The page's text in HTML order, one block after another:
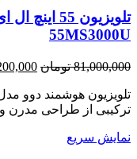
55MS3000U
81,000,000 تومان قیمت
بود.
ترکیبی از طراحی مدرن و
نمایش سریع